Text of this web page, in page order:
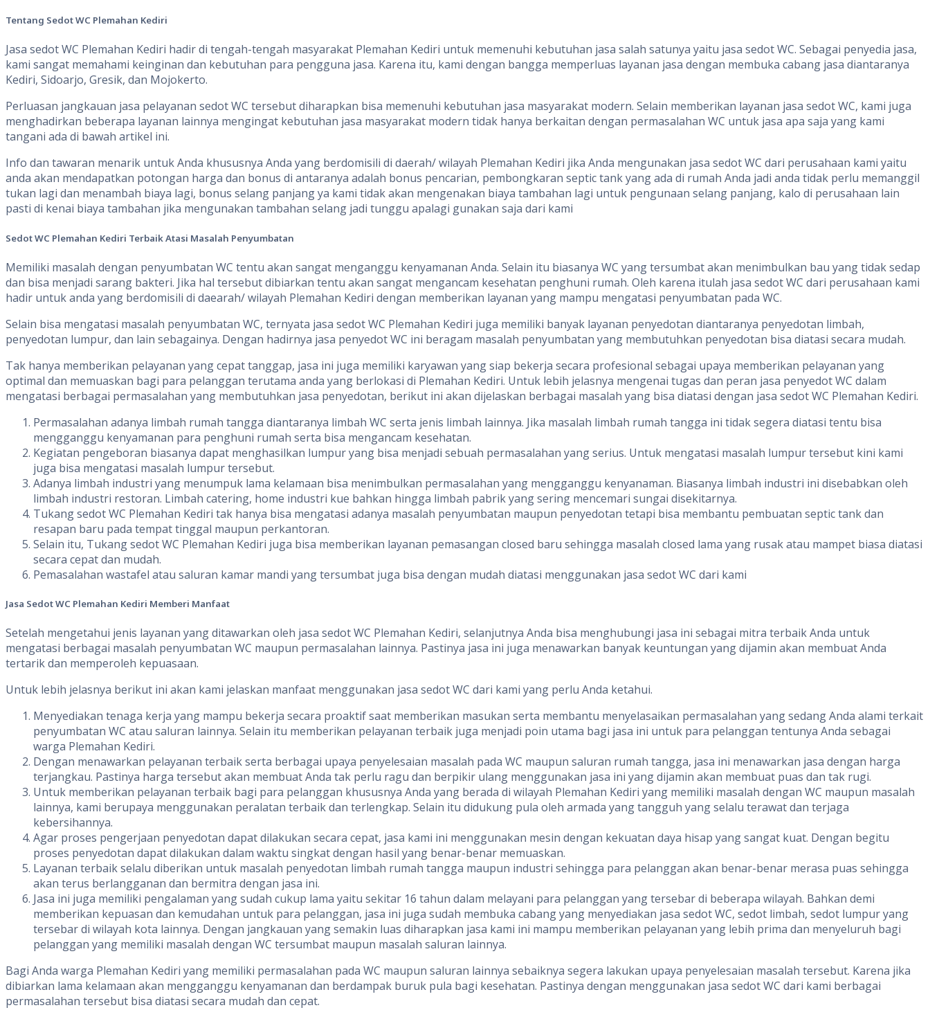
Tentang Sedot WC Plemahan Kediri
Jasa sedot WC Plemahan Kediri hadir di tengah-tengah masyarakat Plemahan Kediri untuk memenuhi kebutuhan jasa salah satunya yaitu jasa sedot WC. Sebagai penyedia jasa,
kami sangat memahami keinginan dan kebutuhan para pengguna jasa. Karena itu, kami dengan bangga memperluas layanan jasa dengan membuka cabang jasa diantaranya
Kediri, Sidoarjo, Gresik, dan Mojokerto.
Perluasan jangkauan jasa pelayanan sedot WC tersebut diharapkan bisa memenuhi kebutuhan jasa masyarakat modern. Selain memberikan layanan jasa sedot WC, kami juga
menghadirkan beberapa layanan lainnya mengingat kebutuhan jasa masyarakat modern tidak hanya berkaitan dengan permasalahan WC untuk jasa apa saja yang kami
tangani ada di bawah artikel ini.
Info dan tawaran menarik untuk Anda khususnya Anda yang berdomisili di daerah/ wilayah Plemahan Kediri jika Anda mengunakan jasa sedot WC dari perusahaan kami yaitu
anda akan mendapatkan potongan harga dan bonus di antaranya adalah bonus pencarian, pembongkaran septic tank yang ada di rumah Anda jadi anda tidak perlu memanggil
tukan lagi dan menambah biaya lagi, bonus selang panjang ya kami tidak akan mengenakan biaya tambahan lagi untuk pengunaan selang panjang, kalo di perusahaan lain
pasti di kenai biaya tambahan jika mengunakan tambahan selang jadi tunggu apalagi gunakan saja dari kami
Sedot WC Plemahan Kediri Terbaik Atasi Masalah Penyumbatan
Memiliki masalah dengan penyumbatan WC tentu akan sangat menganggu kenyamanan Anda. Selain itu biasanya WC yang tersumbat akan menimbulkan bau yang tidak sedap
dan bisa menjadi sarang bakteri. Jika hal tersebut dibiarkan tentu akan sangat mengancam kesehatan penghuni rumah. Oleh karena itulah jasa sedot WC dari perusahaan kami
hadir untuk anda yang berdomisili di daearah/ wilayah Plemahan Kediri dengan memberikan layanan yang mampu mengatasi penyumbatan pada WC.
Selain bisa mengatasi masalah penyumbatan WC, ternyata jasa sedot WC Plemahan Kediri juga memiliki banyak layanan penyedotan diantaranya penyedotan limbah,
penyedotan lumpur, dan lain sebagainya. Dengan hadirnya jasa penyedot WC ini beragam masalah penyumbatan yang membutuhkan penyedotan bisa diatasi secara mudah.
Tak hanya memberikan pelayanan yang cepat tanggap, jasa ini juga memiliki karyawan yang siap bekerja secara profesional sebagai upaya memberikan pelayanan yang
optimal dan memuaskan bagi para pelanggan terutama anda yang berlokasi di Plemahan Kediri. Untuk lebih jelasnya mengenai tugas dan peran jasa penyedot WC dalam
mengatasi berbagai permasalahan yang membutuhkan jasa penyedotan, berikut ini akan dijelaskan berbagai masalah yang bisa diatasi dengan jasa sedot WC Plemahan Kediri.
Permasalahan adanya limbah rumah tangga diantaranya limbah WC serta jenis limbah lainnya. Jika masalah limbah rumah tangga ini tidak segera diatasi tentu bisa
mengganggu kenyamanan para penghuni rumah serta bisa mengancam kesehatan.
Kegiatan pengeboran biasanya dapat menghasilkan lumpur yang bisa menjadi sebuah permasalahan yang serius. Untuk mengatasi masalah lumpur tersebut kini kami
juga bisa mengatasi masalah lumpur tersebut.
Adanya limbah industri yang menumpuk lama kelamaan bisa menimbulkan permasalahan yang mengganggu kenyanaman. Biasanya limbah industri ini disebabkan oleh
limbah industri restoran. Limbah catering, home industri kue bahkan hingga limbah pabrik yang sering mencemari sungai disekitarnya.
Tukang sedot WC Plemahan Kediri tak hanya bisa mengatasi adanya masalah penyumbatan maupun penyedotan tetapi bisa membantu pembuatan septic tank dan
resapan baru pada tempat tinggal maupun perkantoran.
Selain itu, Tukang sedot WC Plemahan Kediri juga bisa memberikan layanan pemasangan closed baru sehingga masalah closed lama yang rusak atau mampet biasa diatasi
secara cepat dan mudah.
Pemasalahan wastafel atau saluran kamar mandi yang tersumbat juga bisa dengan mudah diatasi menggunakan jasa sedot WC dari kami
Jasa Sedot WC Plemahan Kediri Memberi Manfaat
Setelah mengetahui jenis layanan yang ditawarkan oleh jasa sedot WC Plemahan Kediri, selanjutnya Anda bisa menghubungi jasa ini sebagai mitra terbaik Anda untuk
mengatasi berbagai masalah penyumbatan WC maupun permasalahan lainnya. Pastinya jasa ini juga menawarkan banyak keuntungan yang dijamin akan membuat Anda
tertarik dan memperoleh kepuasaan.
Untuk lebih jelasnya berikut ini akan kami jelaskan manfaat menggunakan jasa sedot WC dari kami yang perlu Anda ketahui.
Menyediakan tenaga kerja yang mampu bekerja secara proaktif saat memberikan masukan serta membantu menyelasaikan permasalahan yang sedang Anda alami terkait
penyumbatan WC atau saluran lainnya. Selain itu memberikan pelayanan terbaik juga menjadi poin utama bagi jasa ini untuk para pelanggan tentunya Anda sebagai
warga Plemahan Kediri.
Dengan menawarkan pelayanan terbaik serta berbagai upaya penyelesaian masalah pada WC maupun saluran rumah tangga, jasa ini menawarkan jasa dengan harga
terjangkau. Pastinya harga tersebut akan membuat Anda tak perlu ragu dan berpikir ulang menggunakan jasa ini yang dijamin akan membuat puas dan tak rugi.
Untuk memberikan pelayanan terbaik bagi para pelanggan khususnya Anda yang berada di wilayah Plemahan Kediri yang memiliki masalah dengan WC maupun masalah
lainnya, kami berupaya menggunakan peralatan terbaik dan terlengkap. Selain itu didukung pula oleh armada yang tangguh yang selalu terawat dan terjaga
kebersihannya.
Agar proses pengerjaan penyedotan dapat dilakukan secara cepat, jasa kami ini menggunakan mesin dengan kekuatan daya hisap yang sangat kuat. Dengan begitu
proses penyedotan dapat dilakukan dalam waktu singkat dengan hasil yang benar-benar memuaskan.
Layanan terbaik selalu diberikan untuk masalah penyedotan limbah rumah tangga maupun industri sehingga para pelanggan akan benar-benar merasa puas sehingga
akan terus berlangganan dan bermitra dengan jasa ini.
Jasa ini juga memiliki pengalaman yang sudah cukup lama yaitu sekitar 16 tahun dalam melayani para pelanggan yang tersebar di beberapa wilayah. Bahkan demi
memberikan kepuasan dan kemudahan untuk para pelanggan, jasa ini juga sudah membuka cabang yang menyediakan jasa sedot WC, sedot limbah, sedot lumpur yang
tersebar di wilayah kota lainnya. Dengan jangkauan yang semakin luas diharapkan jasa kami ini mampu memberikan pelayanan yang lebih prima dan menyeluruh bagi
pelanggan yang memiliki masalah dengan WC tersumbat maupun masalah saluran lainnya.
Bagi Anda warga Plemahan Kediri yang memiliki permasalahan pada WC maupun saluran lainnya sebaiknya segera lakukan upaya penyelesaian masalah tersebut. Karena jika
dibiarkan lama kelamaan akan mengganggu kenyamanan dan berdampak buruk pula bagi kesehatan. Pastinya dengan menggunakan jasa sedot WC dari kami berbagai
permasalahan tersebut bisa diatasi secara mudah dan cepat.